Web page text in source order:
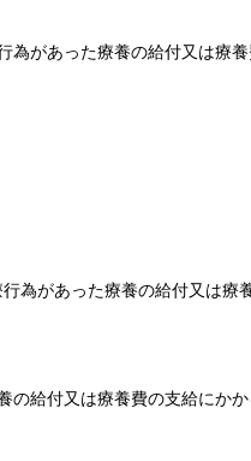
があった療養の給付又は療
為があった療養の給付又は療
給付又は療養費の支給にか